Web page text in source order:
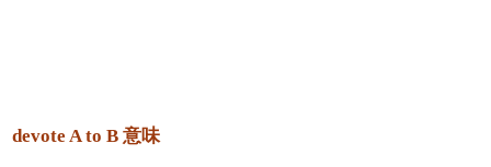
devote A to B 意味